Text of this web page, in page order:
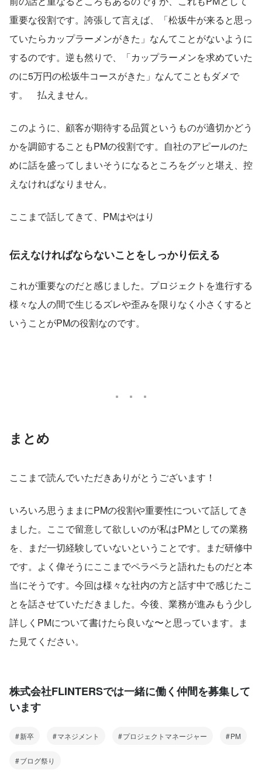
重要な役割です。誇張して言えば、「松坂牛が来ると思っ
ていたらカップラーメンがきた」なんてことがないように
するのです。逆も然りで、「カップラーメンを求めていた
のに5万円の松坂牛コースがきた」なんてこともダメで
す。    払えません。
このように、顧客が期待する品質というものが適切かどう
かを調節することもPMの役割です。自社のアピールのた
めに話を盛ってしまいそうになるところをグッと堪え、控
えなければなりません。
ここまで話してきて、PMはやはり
伝えなければならないことをしっかり伝える
これが重要なのだと感じました。プロジェクトを進行する
様々な人の間で生じるズレや歪みを限りなく小さくすると
いうことがPMの役割なのです。
まとめ
ここまで読んでいただきありがとうございます！
いろいろ思うままにPMの役割や重要性について話してき
ました。ここで留意して欲しいのが私はPMとしての業務
を、まだ一切経験していないということです。まだ研修中
です。よく偉そうにここまでペラペラと語れたものだと本
当にそうです。今回は様々な社内の方と話す中で感じたこ
とを話させていただきました。今後、業務が進みもう少し
詳しくPMについて書けたら良いな〜と思っています。ま
た見てください。
株式会社FLINTERSでは一緒に働く仲間を募集して
います
新卒 マネジメント プロジェクトマネージャー PM
ブログ祭り